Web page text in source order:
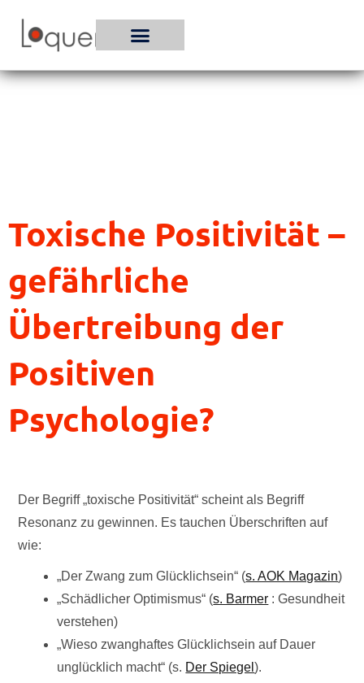
Inhalt
Toxische Positivität –
gefährliche
Übertreibung der
Positiven
Psychologie?
Der Begriff „toxische Positivität“ scheint als Begriff
Resonanz zu gewinnen. Es tauchen Überschriften auf
wie:
„Der Zwang zum Glücklichsein“ (s. AOK Magazin)
„Schädlicher Optimismus“ (s. Barmer : Gesundheit
verstehen)
„Wieso zwanghaftes Glücklichsein auf Dauer
unglücklich macht“ (s. Der Spiegel).